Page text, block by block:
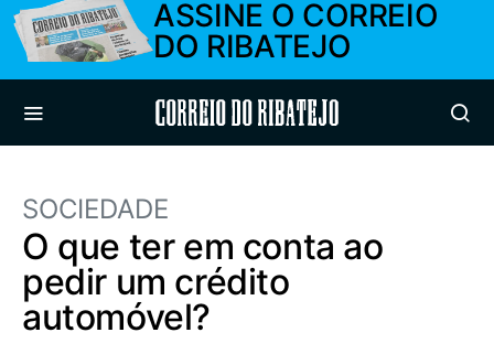
ASSINE O CORREIO
DO RIBATEJO
Correio do Ribatejo
SOCIEDADE
O que ter em conta ao
pedir um crédito
automóvel?